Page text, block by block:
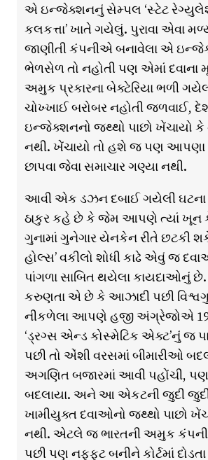
એ ઇન્જેક્શનનું સેમ્પલ ‘સ્ટેટ
કલકત્તા’ ખાતે ગયેલું. પુરાવા એવા
જાણીતી કંપનીએ બનાવેલા એ
ભેળસેળ તો નહોતી પણ એમાં દવાના
અમુક પ્રકારના બેક્ટેરિયા ભળી
ચોખ્ખાઈ બરોબર નહોતી જળવાઈ,
ઇન્જેક્શનનો જથ્થો પાછો ખેંચાયો
નથી. ખેંચાયો તો હશે જ પણ આપણા
છાપવા જેવા સમાચાર ગણ્યા નથી.
આવી એક ડઝન દબાઈ ગયેલી ઘટના
ઠાકુર કહે છે કે જેમ આપણે ત્યાં ખૂન કે
ગુનામાં ગુનેગાર યેનકેન રીતે છટકી
હોલ્સ’ વકીલો શોધી કાઢે એવું જ
પાંગળા સાબિત થયેલા કાયદાઓનું છે.
કરુણતા એ છે કે આઝાદી પછી
નીકળેલા આપણે હજી અંગ્રેજોએ
‘ડ્રગ્સ એન્ડ કોસ્મેટિક એક્ટ’નું જ
પછી તો એંશી વરસમાં બીમારીઓ
અગણિત બજારમાં આવી પહોંચી,
બદલાયા. અને આ એકટની જુદી
ખામીયુક્ત દવાઓનો જથ્થો પાછો
નથી. એટલે જ ભારતની અમુક
પછી પણ નફ્ફટ બનીને કોર્ટમાં